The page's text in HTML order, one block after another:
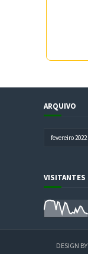
ARQUIVO
VISITANTES
DESIGN BY